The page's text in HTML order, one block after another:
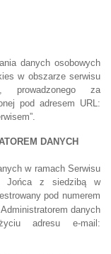
danych osobowych
w obszarze serwisu
prowadzonego za
pod adresem URL:
DANYCH
w ramach Serwisu
Jońca z siedzibą w
pod numerem
danych
adresu e-mail: